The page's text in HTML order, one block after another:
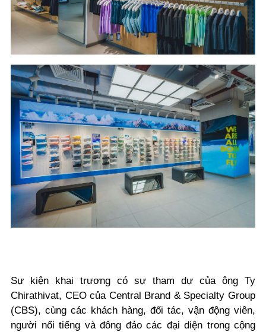
Sự kiện khai trương có sự tham dự của ông Ty
Chirathivat, CEO của Central Brand & Specialty Group
(CBS), cùng các khách hàng, đối tác, vận động viên,
người nổi tiếng và đông đảo các đại diện trong cộng